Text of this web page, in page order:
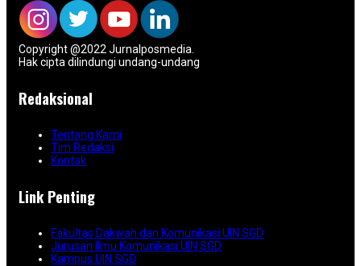
Copyright @2022 Jurnalposmedia.
Hak cipta dilindungi undang-undang
Redaksional
Tentang Kami
Tim Redaksi
Kontak
Link Penting
Fakultas Dakwah dan Komunikasi UIN SGD
Jurusan Ilmu Komunikasi UIN SGD
Kampus UIN SGD